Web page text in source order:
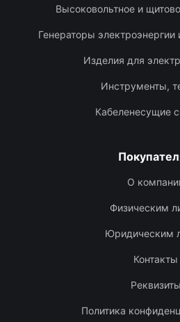
Высоковольтное и
Генераторы электроэнергии
Изделия для
Инструменты,
Кабеленесущие
О
Физическим
Юридическим
Контакты
Реквизиты
Политика